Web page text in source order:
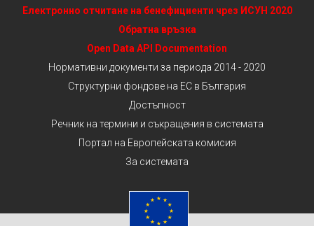
Електронно отчитане на бенефициенти чрез ИСУН 2020
Обратна връзка
Open Data API Documentation
Нормативни документи за периода 2014 - 2020
Структурни фондове на ЕС в България
Достъпност
Речник на термини и съкращения в системата
Портал на Европейската комисия
За системата